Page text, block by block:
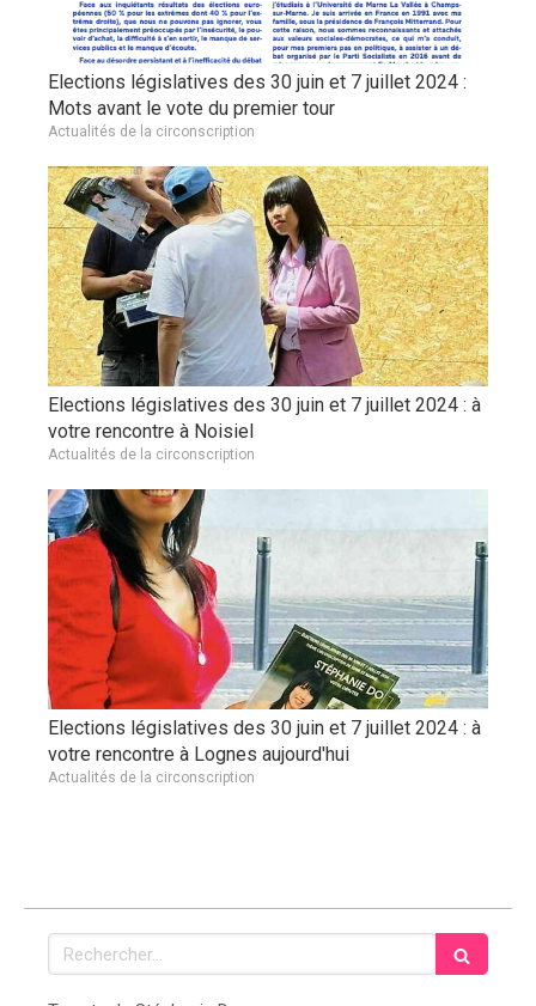
Elections législatives des 30 juin et 7 juillet 2024 :
Mots avant le vote du premier tour
Actualités de la circonscription
Elections législatives des 30 juin et 7 juillet 2024 : à
votre rencontre à Noisiel
Actualités de la circonscription
Elections législatives des 30 juin et 7 juillet 2024 : à
votre rencontre à Lognes aujourd'hui
Actualités de la circonscription
Rechercher